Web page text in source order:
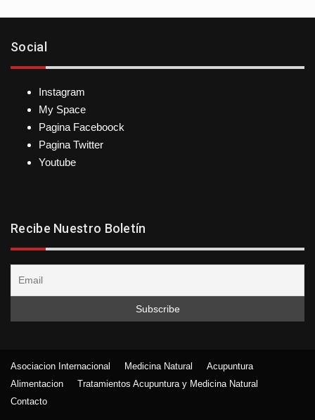
Social
Instagram
My Space
Pagina Faceboock
Pagina Twitter
Youtube
Recibe Nuestro Boletín
Asociacion Internacional Medicina Natural
Acupuntura
Alimentacion
Tratamientos Acupuntura y Medicina Natural
Contacto